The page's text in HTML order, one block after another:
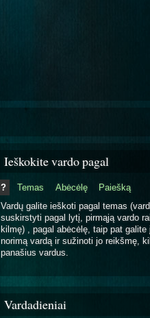
Ieškokite vardo pagal
? Temas Abėcėlę
Paiešką
Vardų galite ieškoti pagal temas
suskirstyti pagal lytį, pirmąją vardo
kilmę) , pagal abėcėlę, taip pat galite
norimą vardą ir sužinoti jo reikšmę,
panašius vardus.
Vardadieniai